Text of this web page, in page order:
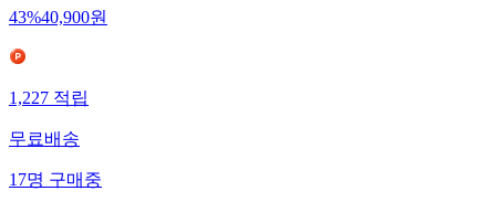
43%40,900원
1,227적립
무료배송
17명구매중